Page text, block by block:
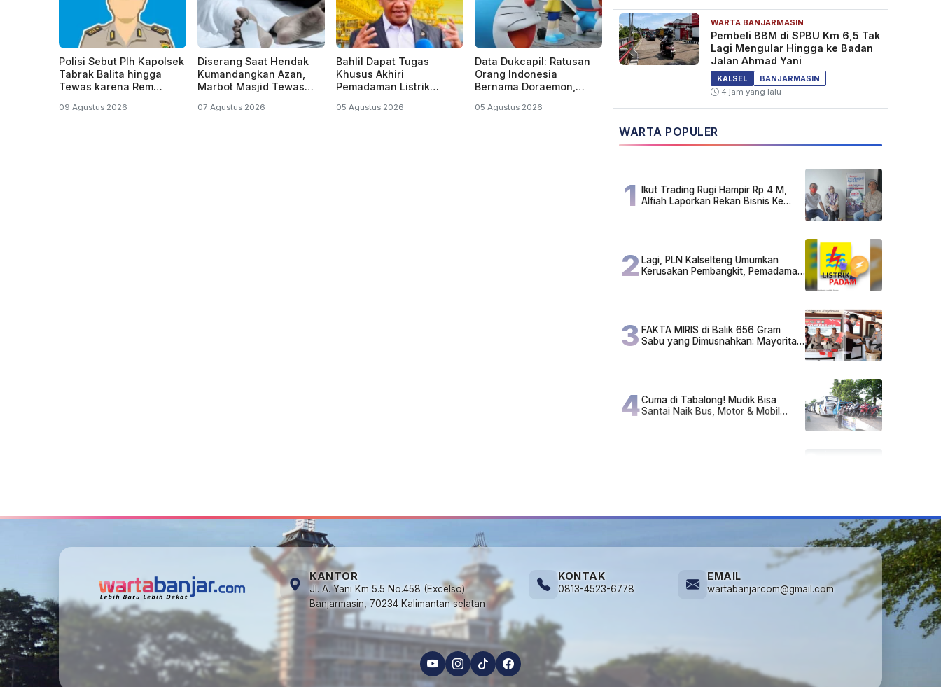
Polisi Sebut Plh Kapolsek
Tabrak Balita hingga
Tewas karena Rem
09 Agustus 2026
Diserang Saat Hendak
Kumandangkan Azan,
Marbot Masjid Tewas
Samurai
07 Agustus 2026
Bahlil Dapat Tugas
Khusus Akhiri
Pemadaman Listrik
Kalteng
05 Agustus 2026
Data Dukcapil: Ratusan
Orang Indonesia
Bernama Doraemon,
05 Agustus 2026
WARTA BANJARMASIN
Pembeli BBM di SPBU Km 6,5 Tak
Lagi Mengular Hingga ke Badan
Jalan Ahmad Yani
KALSEL
BANJARMASIN
4 jam yang lalu
WARTA POPULER
1 Ikut Trading Rugi Hampir Rp 4 M,
Alfiah Laporkan Rekan Bisnis Ke
2 Lagi, PLN Kalselteng Umumkan
Kerusakan Pembangkit, Pemadaman
3 FAKTA MIRIS di Balik 656 Gram
Sabu yang Dimusnahkan: Mayoritas
4Cuma di Tabalong! Mudik Bisa
Santai Naik Bus, Motor & Mobil
KANTOR
Jl. A. Yani Km 5.5 No.458 (Excelso)
Banjarmasin, 70234 Kalimantan selatan
KONTAK
0813-4523-6778
EMAIL
wartabanjarcom@gmail.com